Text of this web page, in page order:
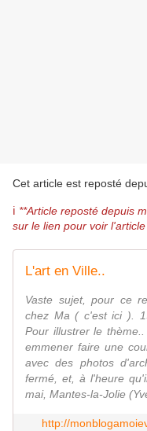
Cet article est reposté
ℹ️ **Article reposté depuis
sur le lien pour voir
L'art en Ville..
Vaste sujet, pour ce
chez Ma ( c'est ici ).
Pour illustrer le
emmener faire une
avec des photos
fermé, et, à l'heure
mai, Mantes-la-Jolie
http://